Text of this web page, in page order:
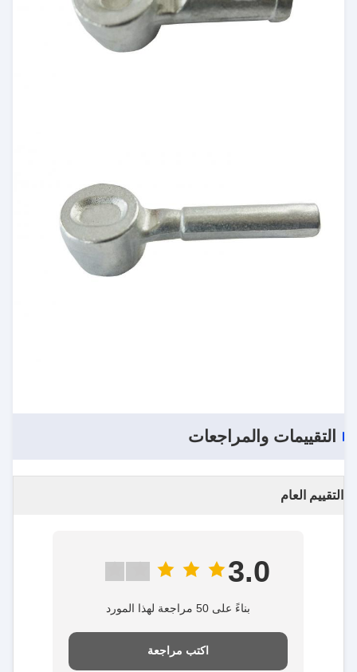
التقييمات والمراجعات
التقييم العام
3.0
بناءً على 50 مراجعة لهذا المورد
اكتب مراجعة